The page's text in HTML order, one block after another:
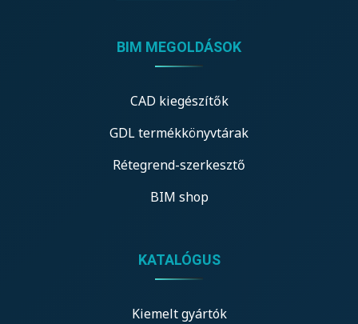
BIM MEGOLDÁSOK
CAD kiegészítők
GDL termékkönyvtárak
Rétegrend-szerkesztő
BIM shop
KATALÓGUS
Kiemelt gyártók